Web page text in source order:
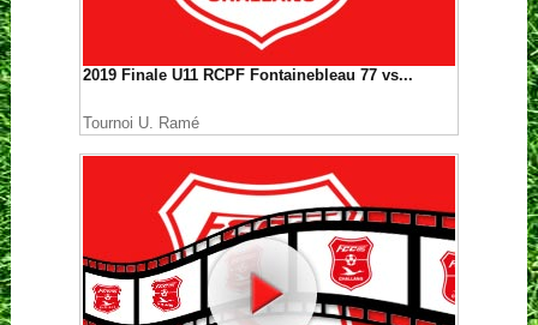
2019 Finale U11 RCPF Fontainebleau 77 vs...
Tournoi U. Ramé